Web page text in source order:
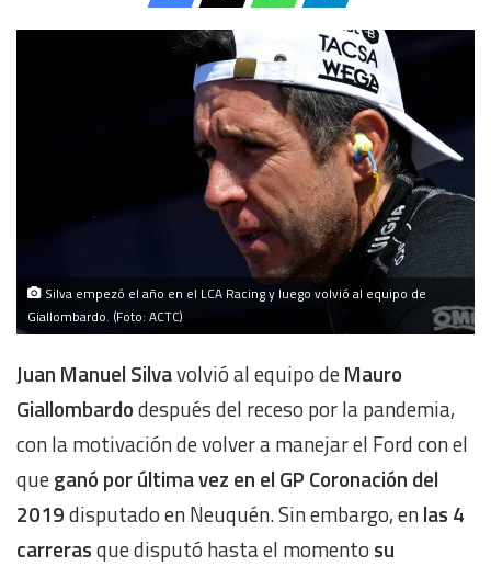
Silva empezó el año en el LCA Racing y luego volvió al equipo de
Giallombardo. (Foto: ACTC)
Juan Manuel Silvavolvió al equipo deMauro
Giallombardodespués del receso por la pandemia,
con la motivación de volver a manejar el Ford con el
queganó por última vez en el GP Coronación del
2019disputado en Neuquén. Sin embargo, enlas 4
carrerasque disputó hasta el momento su